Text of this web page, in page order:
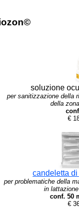
soluzione
per sanitizzazione della
della
€
candeletta
per problematiche della
in
conf. 50
€